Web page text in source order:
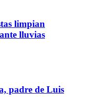
limpian
lluvias
padre de Luis